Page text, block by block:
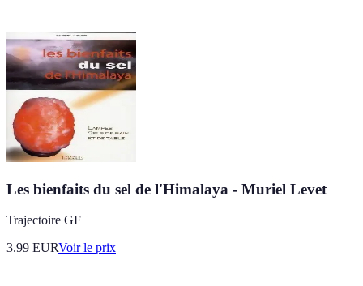
Les bienfaits du sel de l'Himalaya - Muriel Levet
Trajectoire GF
3.99 EURVoir le prix